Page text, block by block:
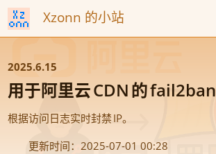
Xzonn 的小站
2025.6.15
用于阿里云CDN的fail2ban
根据访问日志实时封禁 IP。
2025-07-01 00:28